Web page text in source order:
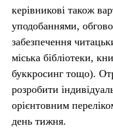
керівникові також
уподобаннями,
забезпечення
міська бібліотеки,
буккросинг тощо).
розробити
орієнтовним
день тижня.